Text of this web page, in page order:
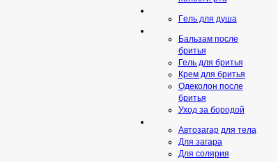
Гeль для душа
Бальзам после
бритья
Гель для бритья
Крем для бритья
Одеколон после
бритья
Уход за бородой
Автозагар для тела
Для загара
Для солярия